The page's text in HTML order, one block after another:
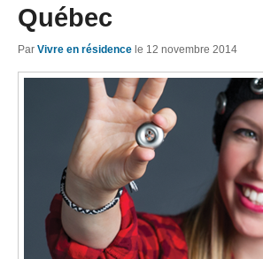
Québec
Par Vivre en résidence le 12 novembre 2014